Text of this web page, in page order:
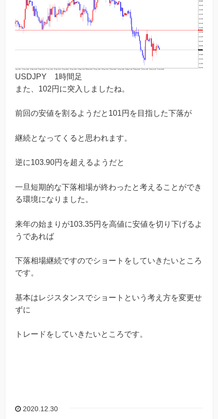
USDJPY 1時間足
また、102円に突入しましたね。
前回の安値を割るようだと101円を目指した下落が
継続となってくると思われます。
逆に103.90円を超えるようだと
一旦短期的な下落相場が終わったと考えることができ
る環境になりました。
来年の始まりが103.35円を高値に安値を切り下げるよ
うであれば
下落相場継続ですのでショートをしていきたいところ
です。
基本はレジスタンスでショートという考え方を変更せ
ずに
トレードをしていきたいところです。
2020.12.30